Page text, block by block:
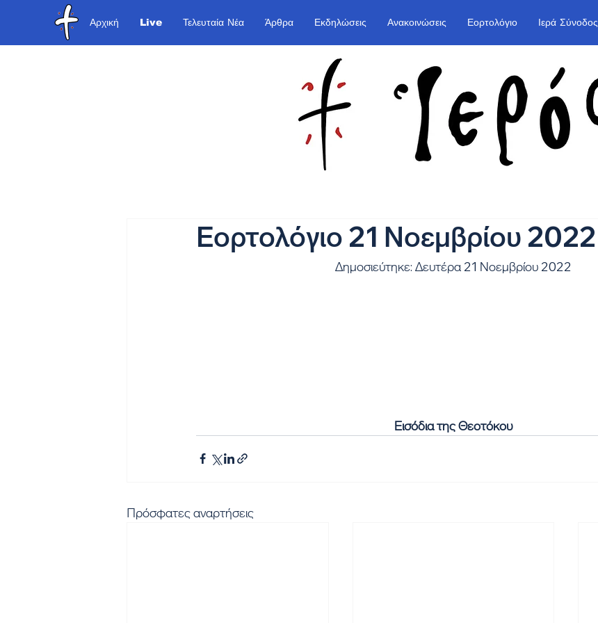
Αρχική Live Τελευταία Νέα Άρθρα Εκδηλώσεις Ανακοινώσεις Εορτολόγιο Ιερά Σύνοδος
Εορτολόγιο 21 Νοεμβρίου 2022
Δημοσιεύτηκε: Δευτέρα 21 Νοεμβρίου 2022
Εισόδια της Θεοτόκου
Πρόσφατες αναρτήσεις